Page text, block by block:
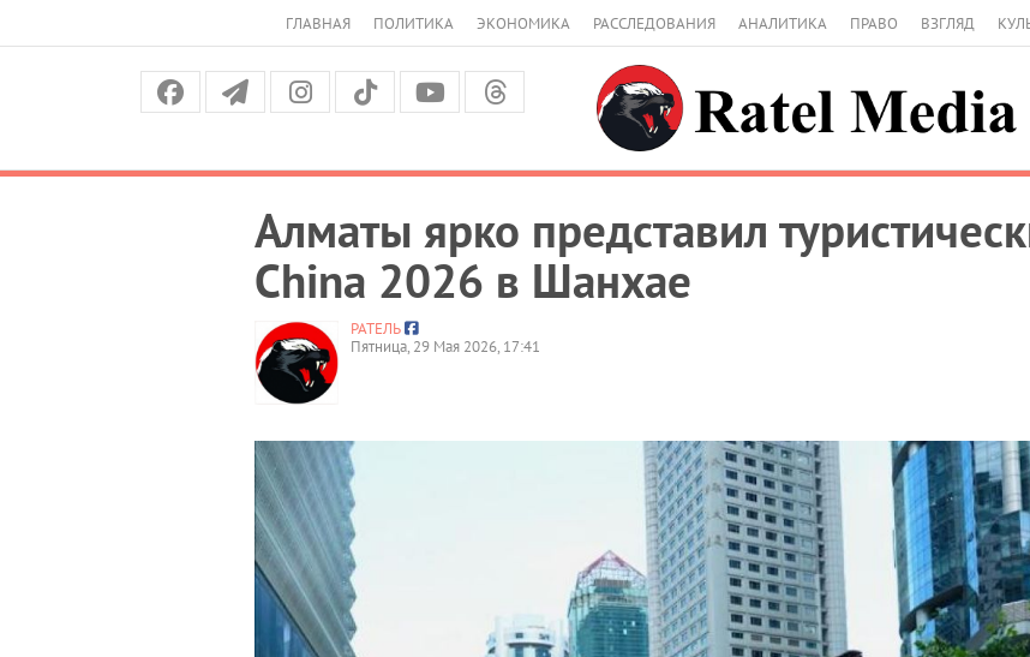
ГЛАВНАЯ ПОЛИТИКА ЭКОНОМИКА РАССЛЕДОВАНИЯ АНАЛИТИКА ПРАВО ВЗГЛЯД
Алматы ярко представил
China 2026 в Шанхае
РАТЕЛЬ
Пятница, 29 Мая 2026, 17:41